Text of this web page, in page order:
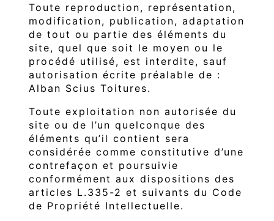
Toute reproduction, représentation,
modification, publication, adaptation
de tout ou partie des éléments du
site, quel que soit le moyen ou le
procédé utilisé, est interdite, sauf
autorisation écrite préalable de :
Alban Scius Toitures.
Toute exploitation non autorisée du
site ou de l’un quelconque des
éléments qu’il contient sera
considérée comme constitutive d’une
contrefaçon et poursuivie
conformément aux dispositions des
articles L.335-2 et suivants du Code
de Propriété Intellectuelle.